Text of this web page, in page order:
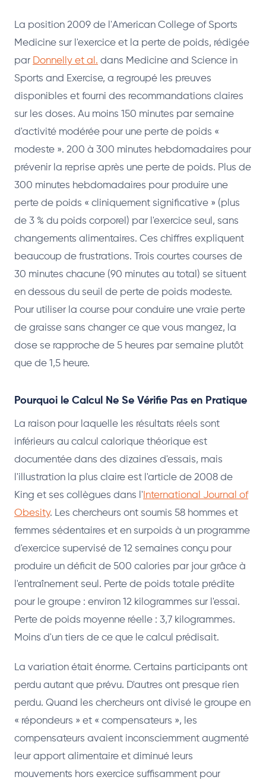
La position 2009 de l'American College of Sports
Medicine sur l'exercice et la perte de poids, rédigée
par Donnelly et al. dans Medicine and Science in
Sports and Exercise, a regroupé les preuves
disponibles et fourni des recommandations claires
sur les doses. Au moins 150 minutes par semaine
d'activité modérée pour une perte de poids «
modeste ». 200 à 300 minutes hebdomadaires pour
prévenir la reprise après une perte de poids. Plus de
300 minutes hebdomadaires pour produire une
perte de poids « cliniquement significative » (plus
de 3 % du poids corporel) par l'exercice seul, sans
changements alimentaires. Ces chiffres expliquent
beaucoup de frustrations. Trois courtes courses de
30 minutes chacune (90 minutes au total) se situent
en dessous du seuil de perte de poids modeste.
Pour utiliser la course pour conduire une vraie perte
de graisse sans changer ce que vous mangez, la
dose se rapproche de 5 heures par semaine plutôt
que de 1,5 heure.
Pourquoi le Calcul Ne Se Vérifie Pas en Pratique
La raison pour laquelle les résultats réels sont
inférieurs au calcul calorique théorique est
documentée dans des dizaines d'essais, mais
l'illustration la plus claire est l'article de 2008 de
King et ses collègues dans l' International Journal of
Obesity. Les chercheurs ont soumis 58 hommes et
femmes sédentaires et en surpoids à un programme
d'exercice supervisé de 12 semaines conçu pour
produire un déficit de 500 calories par jour grâce à
l'entraînement seul. Perte de poids totale prédite
pour le groupe : environ 12 kilogrammes sur l'essai.
Perte de poids moyenne réelle : 3,7 kilogrammes.
Moins d'un tiers de ce que le calcul prédisait.
La variation était énorme. Certains participants ont
perdu autant que prévu. D'autres ont presque rien
perdu. Quand les chercheurs ont divisé le groupe en
« répondeurs » et « compensateurs », les
compensateurs avaient inconsciemment augmenté
leur apport alimentaire et diminué leurs
mouvements hors exercice suffisamment pour